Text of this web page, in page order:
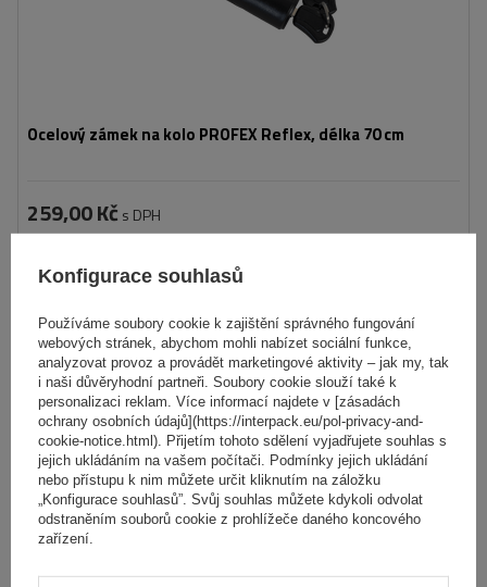
Ocelový zámek na kolo PROFEX Reflex, délka 70 cm
259,00 Kč s DPH
Přidat
košíku
Délka: 85 cm
Konfigurace souhlasů
Používáme soubory cookie k zajištění správného fungování
webových stránek, abychom mohli nabízet sociální funkce,
analyzovat provoz a provádět marketingové aktivity – jak my, tak
i naši důvěryhodní partneři. Soubory cookie slouží také k
personalizaci reklam. Více informací najdete v [zásadách
ochrany osobních údajů](https://interpack.eu/pol-privacy-and-
cookie-notice.html). Přijetím tohoto sdělení vyjadřujete souhlas s
jejich ukládáním na vašem počítači. Podmínky jejich ukládání
nebo přístupu k nim můžete určit kliknutím na záložku
„Konfigurace souhlasů”. Svůj souhlas můžete kdykoli odvolat
odstraněním souborů cookie z prohlížeče daného koncového
zařízení.